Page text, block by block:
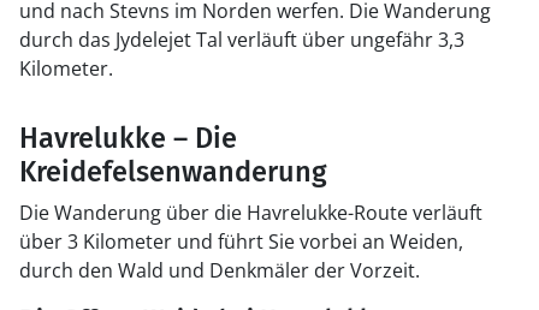
und nach Stevns im Norden werfen. Die Wanderung
durch das Jydelejet Tal verläuft über ungefähr 3,3
Kilometer.
Havrelukke – Die
Kreidefelsenwanderung
Die Wanderung über die Havrelukke-Route verläuft
über 3 Kilometer und führt Sie vorbei an Weiden,
durch den Wald und Denkmäler der Vorzeit.